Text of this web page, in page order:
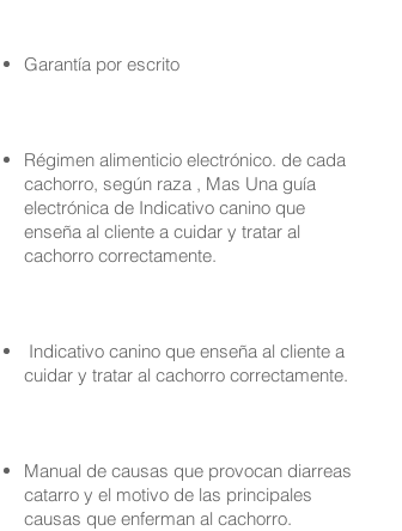
Garantía por escrito
Régimen alimenticio electrónico. de cada
cachorro, según raza , Mas Una guía
electrónica de Indicativo canino que
enseña al cliente a cuidar y tratar al
cachorro correctamente.
Indicativo canino que enseña al cliente a
cuidar y tratar al cachorro correctamente.
Manual de causas que provocan diarreas
catarro y el motivo de las principales
causas que enferman al cachorro.